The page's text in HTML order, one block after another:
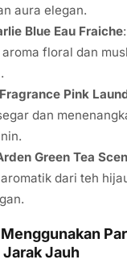
aura elegan.
Blue Eau Fraiche
floral dan
Pink
dan
Green Tea
dari teh
Jauh